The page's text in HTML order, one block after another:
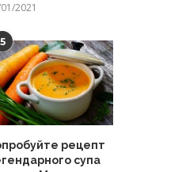
2021
5
рецепт
супа